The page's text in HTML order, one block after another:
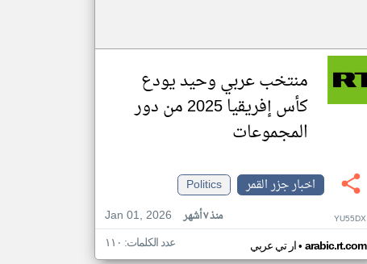
منتخب عربي وحيد يودع
كأس إفريقيا 2025 من دور
المجموعات
اخبار جزر القمر
Politics
Jan 01, 2026
منذ ٧ أشهر YU55DX
ار تي عربي• arabic.rt.com عدد الكلمات: ١١٠